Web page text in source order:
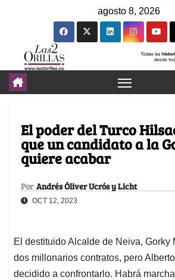
agosto 8, 2026
El poder del Turco
que un candidato a la
quiere acabar
Por Andrés Óliver Ucrós y Licht
OCT 12, 2023
El destituido Alcalde de Neiva, Gorky
dos millonarios contratos, pero
decidido a confrontarlo. Habrá